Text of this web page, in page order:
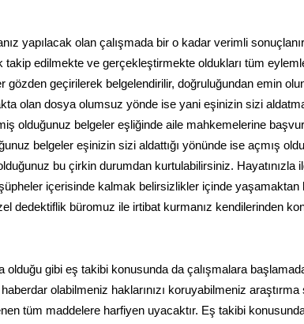
yapılacak olan çalışmada bir o kadar verimli
takip edilmekte ve gerçekleştirmekte oldukları tüm
gözden geçirilerek belgelendirilir, doğruluğundan emin
olan dosya olumsuz yönde ise yani eşinizin sizi
olduğunuz belgeler eşliğinde aile mahkemelerine
belgeler eşinizin sizi aldattığı yönünde ise açmış
bu çirkin durumdan kurtulabilirsiniz. Hayatınızla
içerisinde kalmak belirsizlikler içinde yaşamaktan
dedektiflik büromuz ile irtibat kurmanız kendilerinden
olduğu gibi eş takibi konusunda da çalışmalara
olabilmeniz haklarınızı koruyabilmeniz
tüm maddelere harfiyen uyacaktır. Eş takibi